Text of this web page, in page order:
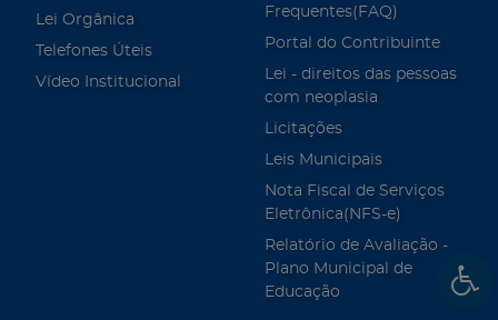
Lei Orgânica
Telefones Úteis
Vídeo Institucional
Frequentes(FAQ)
Portal do Contribuinte
Lei - direitos das pessoas
com neoplasia
Licitações
Leis Municipais
Nota Fiscal de Serviços
Eletrônica(NFS-e)
Relatório de Avaliação -
Plano Municipal de
Educação